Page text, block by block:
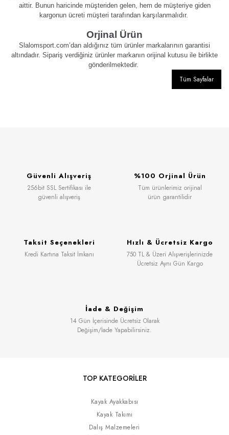
aittir. Bunun haricinde müşteriden gelen, hem de müşteriye giden
kargonun ücreti müşteri tarafından karşılanmalıdır.
Orjinal Ürün
Slalomsport.com’dan aldığınız tüm ürünler markalarının garantisi
altındadır. Sipariş verdiğiniz ürünler markanın orijinal kutusu ile birlikte
gönderilmektedir.
Tüm Sayfalar
Güvenli Alışveriş
256bit SSL Sertifikası ile
güvenli alışveriş
%100 Orjinal Ürün
Tüm ürünlerimiz orijinal
ürün garantilidir
Taksit Seçenekleri
Kredi Kartına Taksit İmkanı
Hızlı & Ücretsiz Kargo
750 TL & Üzeri Alışverişlerinizde
Ücretsiz Aynı Gün Kargo
İade & Değişim
14 Gün İçerisinde Ücretsiz Olarak
Değişim/İade Yapabilirsiniz.
TOP KATEGORİLER
Kayak Ayakkabısı
Kayak Takımı
Dalış Malzemeleri